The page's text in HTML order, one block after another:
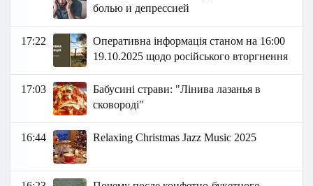
болью и депрессией
17:22
Оперативна інформація станом на 16:00
19.10.2025 щодо російського вторгнення
17:03
Бабусині страви: "Лінива лазанья в
сковороді"
16:44 Relaxing Christmas Jazz Music 2025